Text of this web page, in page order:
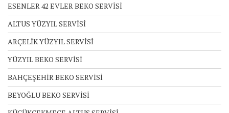
ESENLER 42 EVLER BEKO SERVİSİ
ALTUS YÜZYIL SERVİSİ
ARÇELİK YÜZYIL SERVİSİ
YÜZYIL BEKO SERVİSİ
BAHÇEŞEHİR BEKO SERVİSİ
BEYOĞLU BEKO SERVİSİ